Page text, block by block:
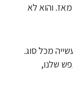
והוא לא
מכל סוג.
שלנו,